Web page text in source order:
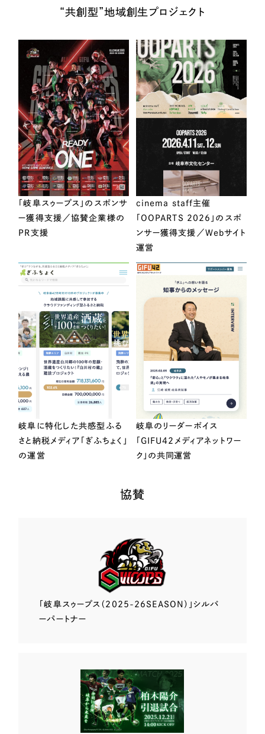
“共創型”地域創生プロジェクト
「岐阜スゥープス」のスポンサ
ー獲得支援／協賛企業様の
PR支援
cinema staff主催
「OOPARTS 2026」のスポ
ンサー獲得支援／Webサイト
運営
岐阜に特化した共感型ふる
さと納税メディア「ぎふちょく」
の運営
岐阜のリーダーボイス
「GIFU42メディアネットワー
ク」の共同運営
協賛
「岐阜スゥープス （2025-26SEASON）」 シルバ
ーパートナー